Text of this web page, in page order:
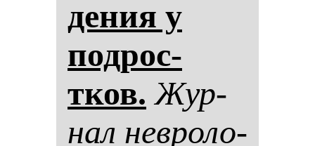
де­ния у
под­рос­
тков. Жур­
нал нев­ро­ло­